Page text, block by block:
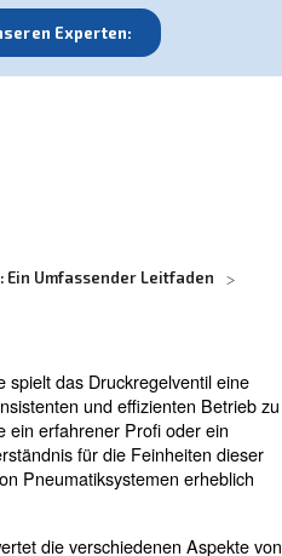
Ein Umfassender